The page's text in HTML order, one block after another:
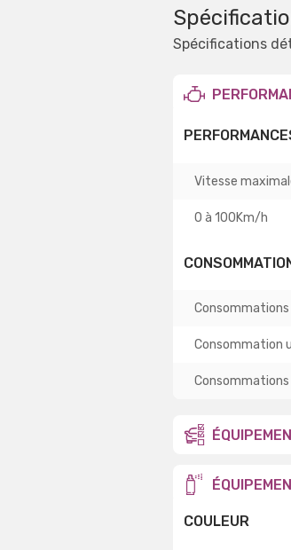
Spécifications
Vitesse
0 à 100Km/h
Consommation
COULEUR